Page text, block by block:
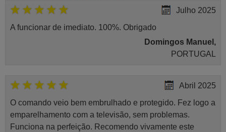
Julho 2025
A funcionar de imediato. 100%. Obrigado
Domingos Manuel,
PORTUGAL
Abril 2025
O comando veio bem embrulhado e protegido. Fez logo a
emparelhamento com a televisão, sem problemas.
Funciona na perfeição. Recomendo vivamente este